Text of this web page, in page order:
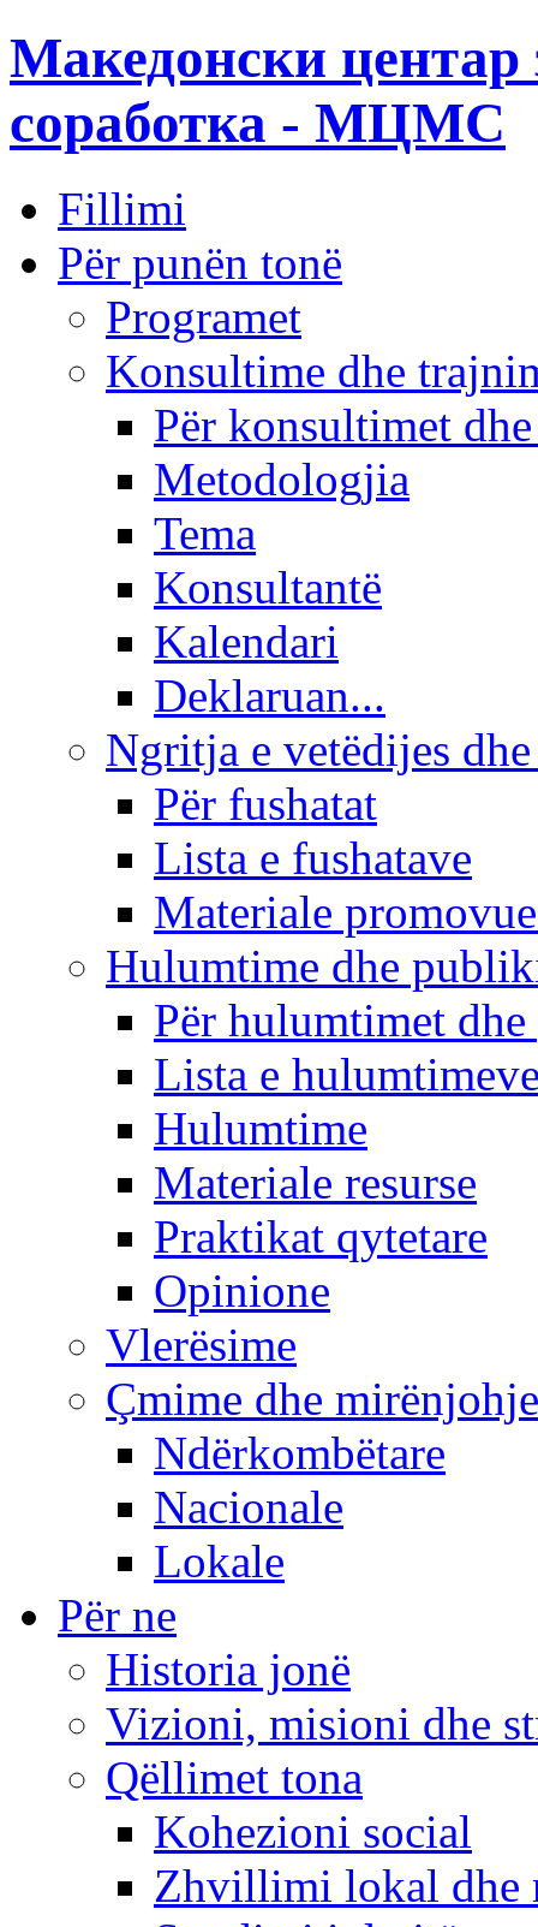
Македонски центар
соработка - МЦМС
Fillimi
Për punën tonë
Programet
Konsultime dhe
Për konsultimet
Metodologjia
Tema
Konsultantë
Kalendari
Deklaruan...
Ngritja e vetëdijes
Për fushatat
Lista e fushatave
Materiale
Hulumtime dhe
Për hulumtimet
Lista e
Hulumtime
Materiale resurse
Praktikat qytetare
Opinione
Vlerësime
Çmime dhe mirënjohje
Ndërkombëtare
Nacionale
Lokale
Për ne
Historia jonë
Vizioni, misioni dhe
Qëllimet tona
Kohezioni social
Zhvillimi lokal dhe